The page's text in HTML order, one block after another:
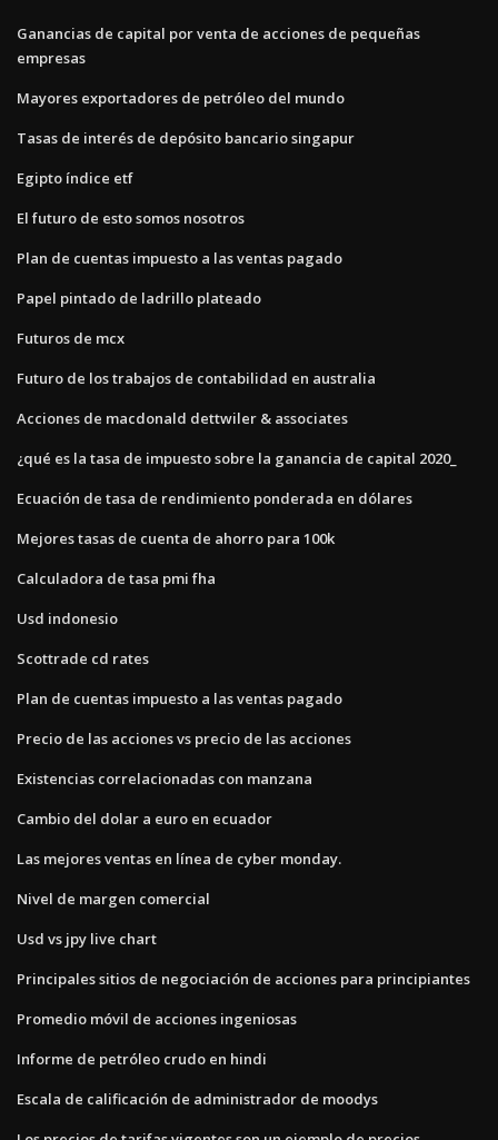
Ganancias de capital por venta de acciones de pequeñas
empresas
Mayores exportadores de petróleo del mundo
Tasas de interés de depósito bancario singapur
Egipto índice etf
El futuro de esto somos nosotros
Plan de cuentas impuesto a las ventas pagado
Papel pintado de ladrillo plateado
Futuros de mcx
Futuro de los trabajos de contabilidad en australia
Acciones de macdonald dettwiler & associates
¿qué es la tasa de impuesto sobre la ganancia de capital 2020_
Ecuación de tasa de rendimiento ponderada en dólares
Mejores tasas de cuenta de ahorro para 100k
Calculadora de tasa pmi fha
Usd indonesio
Scottrade cd rates
Plan de cuentas impuesto a las ventas pagado
Precio de las acciones vs precio de las acciones
Existencias correlacionadas con manzana
Cambio del dolar a euro en ecuador
Las mejores ventas en línea de cyber ​​monday.
Nivel de margen comercial
Usd vs jpy live chart
Principales sitios de negociación de acciones para principiantes
Promedio móvil de acciones ingeniosas
Informe de petróleo crudo en hindi
Escala de calificación de administrador de moodys